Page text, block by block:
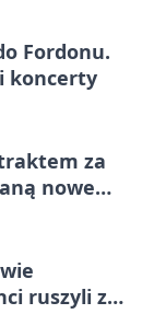
Fordonu.
koncerty
za
nowe
ruszyli z